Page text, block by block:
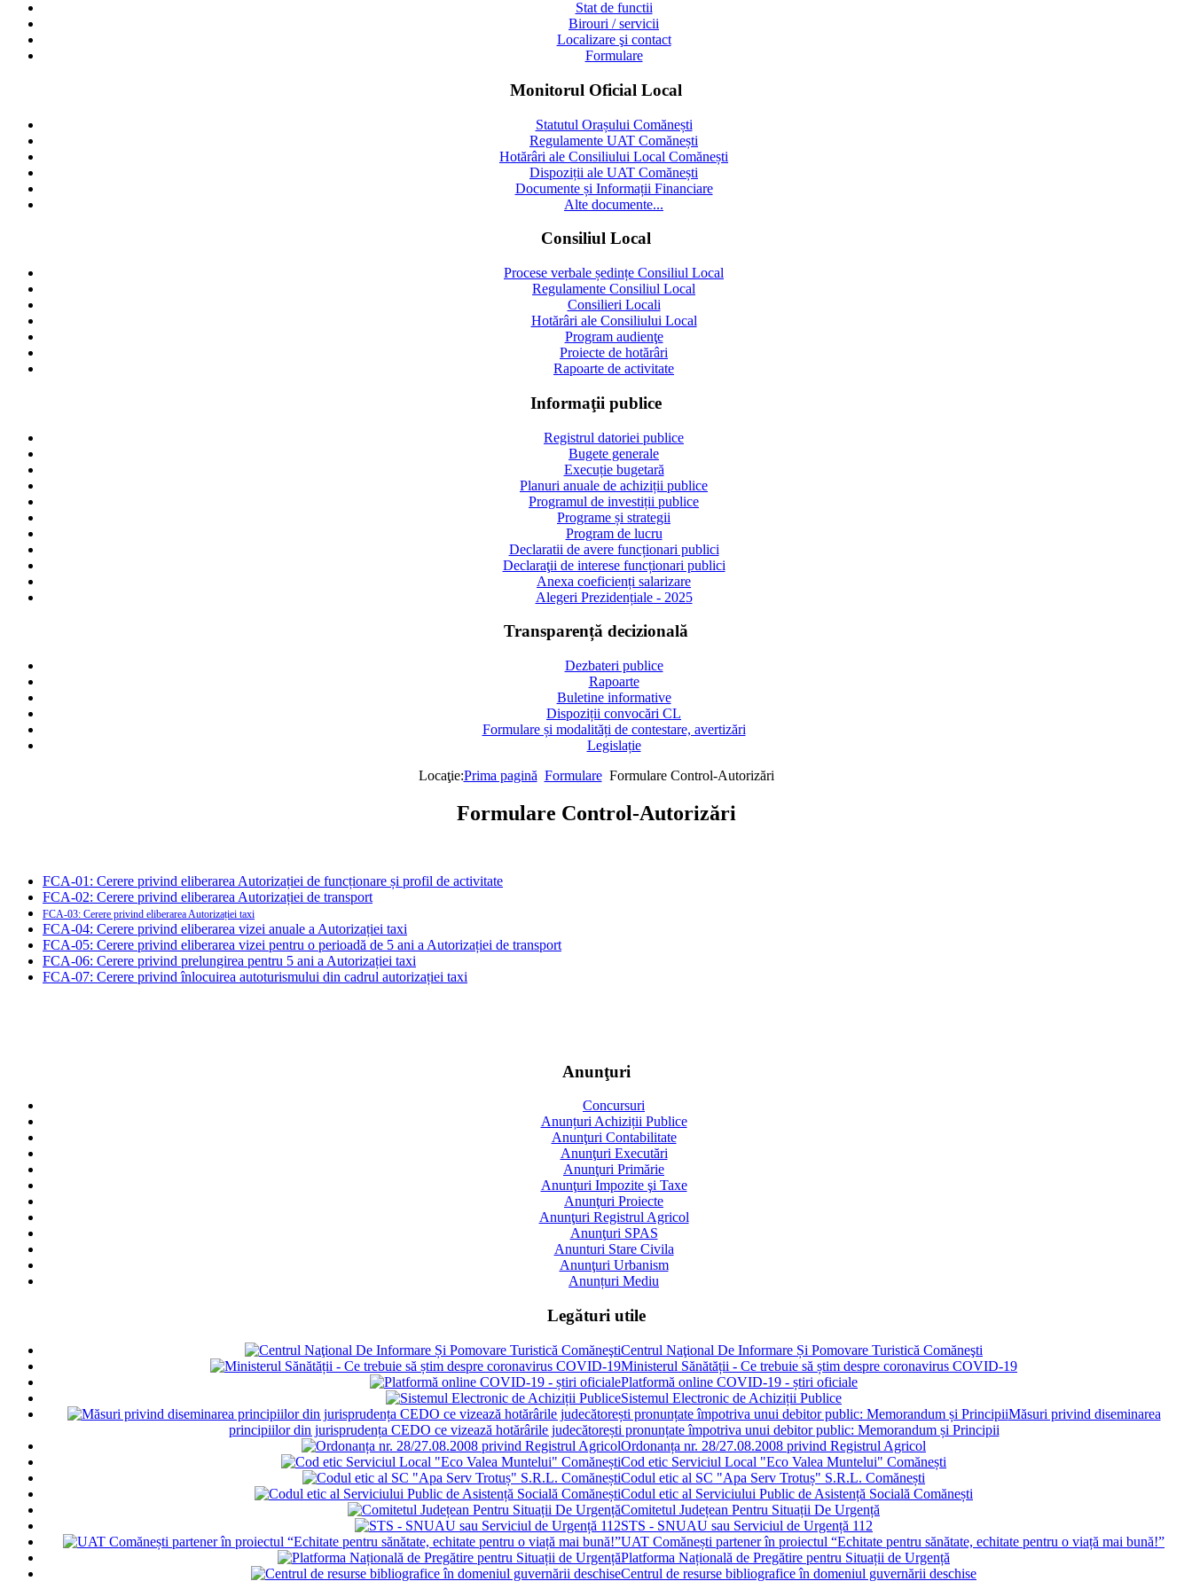
Stat de functii
Birouri / servicii
Localizare şi contact
Formulare
Monitorul Oficial Local
Statutul Orașului Comănești
Regulamente UAT Comănești
Hotărâri ale Consiliului Local Comănești
Dispoziții ale UAT Comănești
Documente și Informații Financiare
Alte documente...
Consiliul Local
Procese verbale ședințe Consiliul Local
Regulamente Consiliul Local
Consilieri Locali
Hotărâri ale Consiliului Local
Program audienţe
Proiecte de hotărâri
Rapoarte de activitate
Informaţii publice
Registrul datoriei publice
Bugete generale
Execuție bugetară
Planuri anuale de achiziții publice
Programul de investiții publice
Programe și strategii
Program de lucru
Declaratii de avere funcționari publici
Declaraţii de interese funcționari publici
Anexa coeficienți salarizare
Alegeri Prezidențiale - 2025
Transparență decizională
Dezbateri publice
Rapoarte
Buletine informative
Dispoziții convocări CL
Formulare și modalități de contestare, avertizări
Legislație
Locaţie:Prima pagină Formulare Formulare Control-Autorizări
Formulare Control-Autorizări
FCA-01: Cerere privind eliberarea Autorizației de funcționare și profil de activitate
FCA-02: Cerere privind eliberarea Autorizației de transport
FCA-03: Cerere privind eliberarea Autorizației taxi
FCA-04: Cerere privind eliberarea vizei anuale a Autorizației taxi
FCA-05: Cerere privind eliberarea vizei pentru o perioadă de 5 ani a Autorizației de transport
FCA-06: Cerere privind prelungirea pentru 5 ani a Autorizației taxi
FCA-07: Cerere privind înlocuirea autoturismului din cadrul autorizației taxi
Anunţuri
Concursuri
Anunțuri Achiziții Publice
Anunţuri Contabilitate
Anunţuri Executări
Anunţuri Primărie
Anunţuri Impozite şi Taxe
Anunţuri Proiecte
Anunţuri Registrul Agricol
Anunţuri SPAS
Anunturi Stare Civila
Anunţuri Urbanism
Anunțuri Mediu
Legături utile
Centrul Naţional De Informare Și Pomovare Turistică Comăneşti
Ministerul Sănătății - Ce trebuie să știm despre coronavirus COVID-19
Platformă online COVID-19 - știri oficiale
Sistemul Electronic de Achiziții Publice
Măsuri privind diseminarea
principiilor din jurisprudența CEDO ce vizează hotărârile judecătorești pronunțate împotriva unui debitor public: Memorandum și Principii
Ordonanța nr. 28/27.08.2008 privind Registrul Agricol
Cod etic Serviciul Local "Eco Valea Muntelui" Comănești
Codul etic al SC "Apa Serv Trotuș" S.R.L. Comănești
Codul etic al Serviciului Public de Asistență Socială Comănești
Comitetul Județean Pentru Situații De Urgență
STS - SNUAU sau Serviciul de Urgență 112
UAT Comănești partener în proiectul “Echitate pentru sănătate, echitate pentru o viață mai bună!”
Platforma Națională de Pregătire pentru Situații de Urgență
Centrul de resurse bibliografice în domeniul guvernării deschise